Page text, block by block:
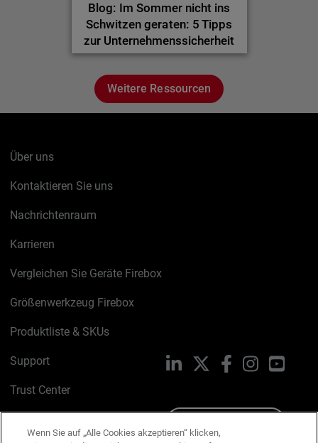
Blog: Im Sommer nicht ins
Schwitzen geraten: 5 Tipps
zur Unternehmenssicherheit
Weitere Ressourcen
Über uns
Kontaktieren Sie uns
Nachrichtenraum
Karrieren
Vergleichen Sie Geräte Firebox
Größenwerkzeug Firebox
Produktliste & SKUs
Support
Trust Center
LinkedIn FacebookInstagram
Wenn Sie auf „Alle Cookies akzeptieren“ klicken,